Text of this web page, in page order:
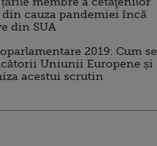
cauza pandemiei încă
din SUA
2019: Cum se
Uniunii Europene și
acestui scrutin